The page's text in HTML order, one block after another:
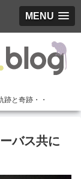
MENU
と奇跡・・
バス共に